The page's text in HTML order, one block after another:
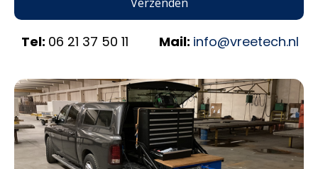
Tel: 06 21 37 50 11 Mail: info@vreetech.nl